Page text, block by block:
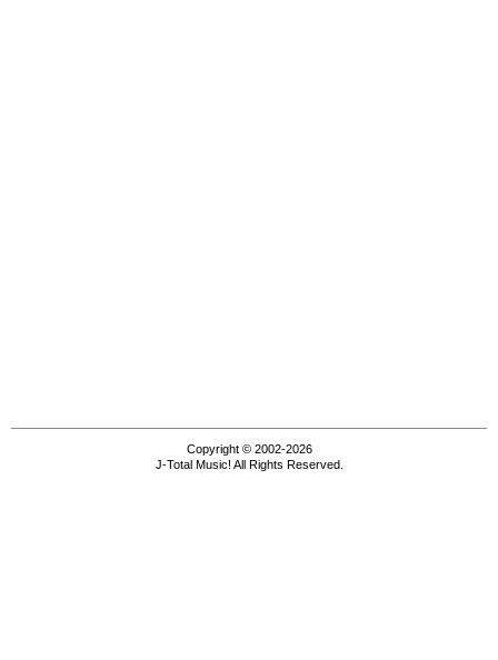
Copyright © 2002-2026
J-Total Music! All Rights Reserved.